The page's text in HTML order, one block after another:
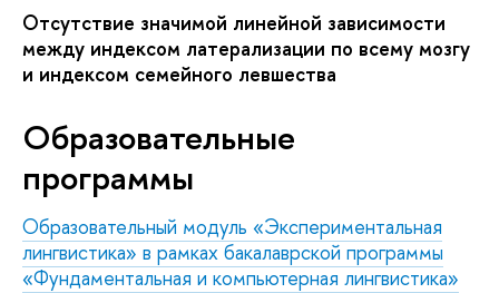
Отсутствие значимой линейной зависимости
между индексом латерализации по всему мозгу
и индексом семейного левшества
Образовательные
программы
Образовательный модуль «Экспериментальная
лингвистика» в рамках бакалаврской программы
«Фундаментальная и компьютерная лингвистика»